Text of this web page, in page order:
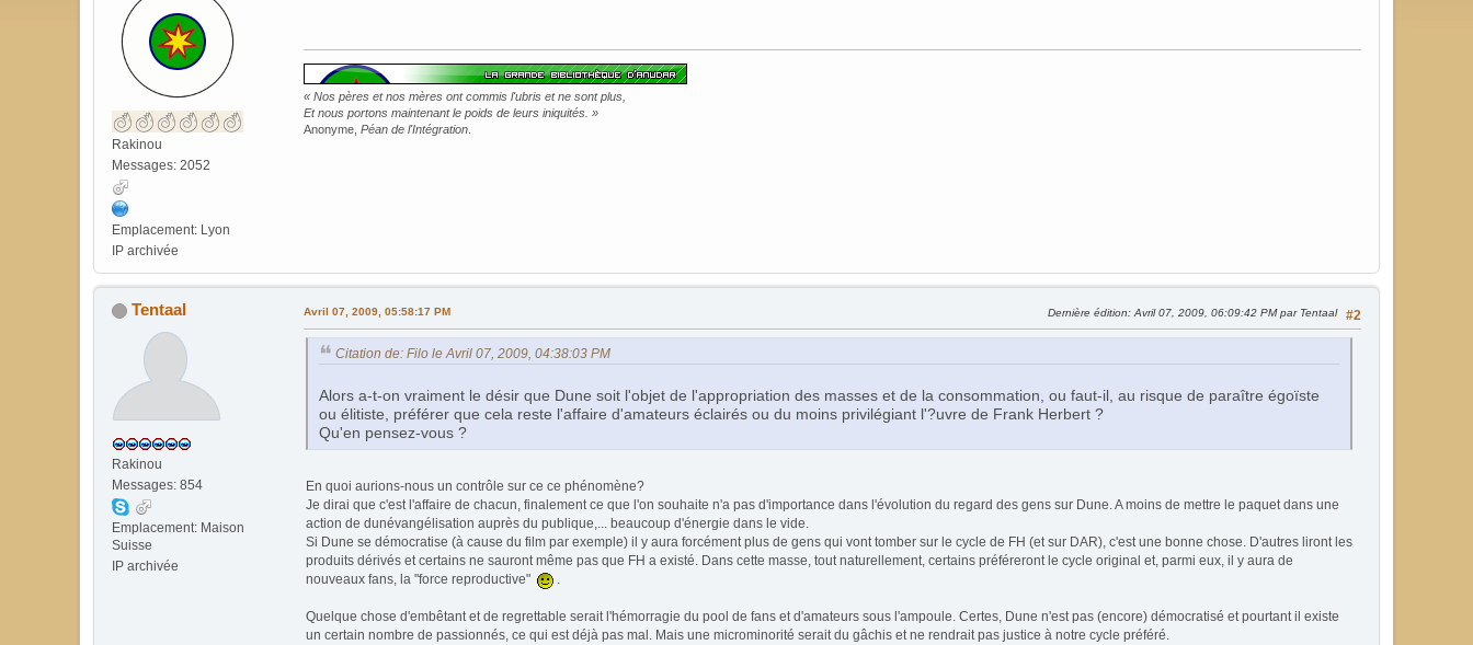
Rakinou
Messages: 2052
Emplacement: Lyon
IP archivée
« Nos pères et nos mères ont commis l'ubris et ne sont plus,
Et nous portons maintenant le poids de leurs iniquités. »
Anonyme, Péan de l'Intégration
Tentaal
Rakinou
Messages: 854
Emplacement: Maison
Suisse
IP archivée
#2
Avril 07, 2009, 05:58:17 PM Dernière édition: Avril 07, 2009, 06:09:42 PM par Tentaal
Citation de: Filo le Avril 07, 2009, 04:38:03 PM
Alors a-t-on vraiment le désir que Dune soit l'objet de l'appropriation des masses et de la consommation, ou faut-il, au risque de paraître égoïste
ou élitiste, préférer que cela reste l'affaire d'amateurs éclairés ou du moins privilégiant l'?uvre de Frank Herbert ?
Qu'en pensez-vous ?
En quoi aurions-nous un contrôle sur ce ce phénomène?
Je dirai que c'est l'affaire de chacun, finalement ce que l'on souhaite n'a pas d'importance dans l'évolution du regard des gens sur Dune. A moins de mettre le paquet dans une
action de dunévangélisation auprès du publique,... beaucoup d'énergie dans le vide.
Si Dune se démocratise (à cause du film par exemple) il y aura forcément plus de gens qui vont tomber sur le cycle de FH (et sur DAR), c'est une bonne chose. D'autres liront les
produits dérivés et certains ne sauront même pas que FH a existé. Dans cette masse, tout naturellement, certains préféreront le cycle original et, parmi eux, il y aura de
nouveaux fans, la "force reproductive"
.
Quelque chose d'embêtant et de regrettable serait l'hémorragie du pool de fans et d'amateurs sous l'ampoule. Certes, Dune n'est pas (encore) démocratisé et pourtant il existe
un certain nombre de passionnés, ce qui est déjà pas mal. Mais une microminorité serait du gâchis et ne rendrait pas justice à notre cycle préféré.